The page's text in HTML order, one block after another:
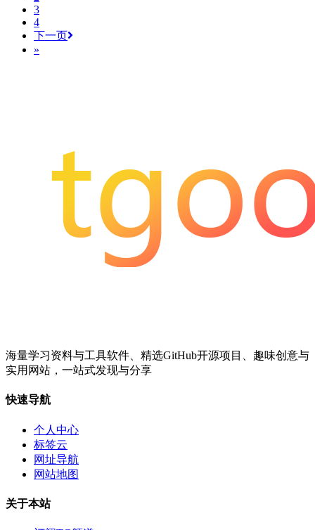
3
4
下一页
»
海量学习资料与工具软件、精选GitHub开源项目、趣味创意与
实用网站，一站式发现与分享
快速导航
个人中心
标签云
网址导航
网站地图
关于本站